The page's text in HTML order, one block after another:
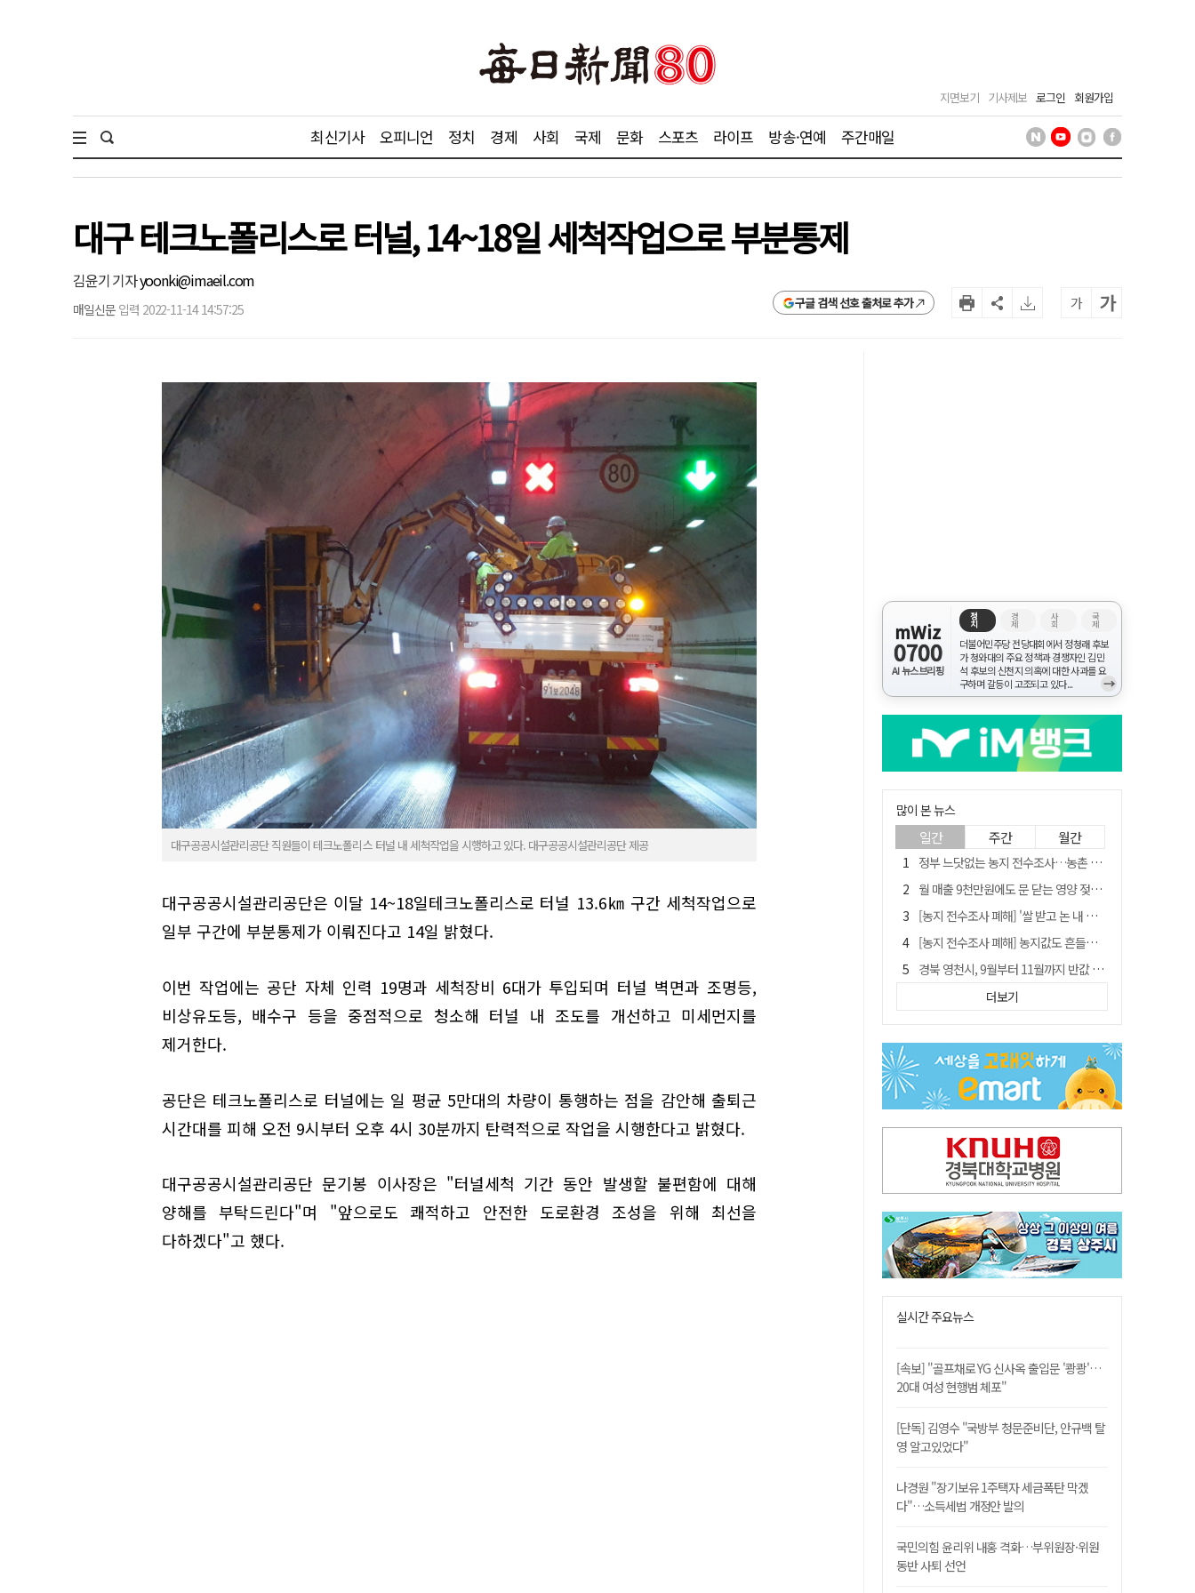
지면보기 기사제보 로그인 회원가입
최신기사 오피니언 정치 경제 사회 국제 문화 스포츠 라이프 방송·연예 주간매일
대구 테크노폴리스로 터널, 14~18일 세척작업으로 부분통제
김윤기 기자yoonki@imaeil.com
매일신문 입력 2022-11-14 14:57:25 구글 검색 선호 출처로 추가 가 가
대구공공시설관리공단 직원들이 테크노폴리스 터널 내 세척작업을 시행하고 있다. 대구공공시설관리공단 제공
대구공공시설관리공단은 이달 14~18일테크노폴리스로 터널 13.6㎞ 구간 세척작업으로
일부 구간에 부분통제가 이뤄진다고 14일 밝혔다.
이번 작업에는 공단 자체 인력 19명과 세척장비 6대가 투입되며 터널 벽면과 조명등,
비상유도등, 배수구 등을 중점적으로 청소해 터널 내 조도를 개선하고 미세먼지를
제거한다.
공단은 테크노폴리스로 터널에는 일 평균 5만대의 차량이 통행하는 점을 감안해 출퇴근
시간대를 피해 오전 9시부터 오후 4시 30분까지 탄력적으로 작업을 시행한다고 밝혔다.
대구공공시설관리공단 문기봉 이사장은 "터널세척 기간 동안 발생할 불편함에 대해
양해를 부탁드린다"며 "앞으로도 쾌적하고 안전한 도로환경 조성을 위해 최선을
다하겠다"고 했다.
mWiz
0700
AI 뉴스브리핑
정
치
경
제
사
회
국
제
더불어민주당 전당대회에서 정청래 후보
가 청와대의 주요 정책과 경쟁자인 김민
석 후보의 신천지 의혹에 대한 사과를 요
구하며 갈등이 고조되고 있다...
→
많이 본 뉴스
일간 주간 월간
정부 느닷없는 농지 전수조사…농촌 들쑤시는 '경자유전'의 칼날
월 매출 9천만원에도 문 닫는 영양 젖소농장… "일할 사람이 없어"
[농지 전수조사 폐해] '쌀 받고 논 내 준' 도지농 이제 어쩌나?
[농지 전수조사 폐해] 농지값도 흔들리나…"도지 막히면 헐값 매물 나올 수도"
경북 영천시, 9월부터 11월까지 반값 여행 혜택 제공
'솔리다임 IPO 추진설' SK하이닉스, 주가 9% 급락
[농지 전수조사 폐해] 실경작농·청년농 부담도 커진다
아쉬운 태클
TK신공항 참여 주저한 LH, 광주군공항 사업에는 앞장
더보기
실시간 주요뉴스
[속보] "골프채로 YG 신사옥 출입문 '쾅쾅'…
20대 여성 현행범 체포"
[단독] 김영수 "국방부 청문준비단, 안규백 탈
영 알고있었다"
나경원 "장기보유 1주택자 세금폭탄 막겠
다"…소득세법 개정안 발의
국민의힘 윤리위 내홍 격화…부위원장·위원
동반 사퇴 선언